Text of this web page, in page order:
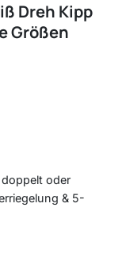
Dreh Kipp
Größen
oder
& 5-